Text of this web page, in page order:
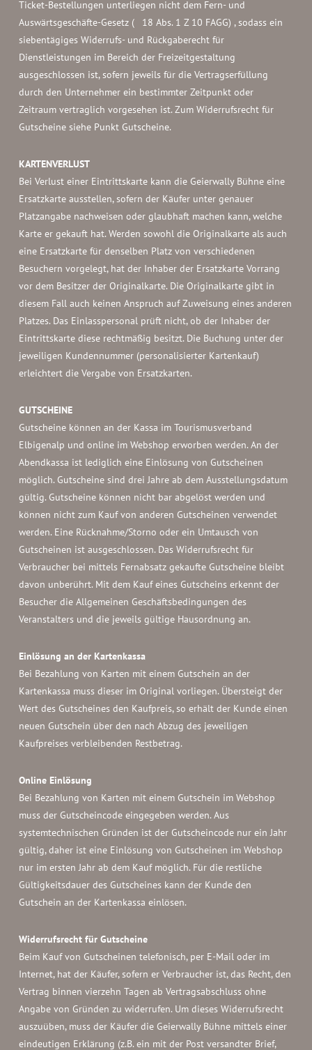
Ticket-Bestellungen unterliegen nicht dem Fern- und
Auswärtsgeschäfte-Gesetz ( 18 Abs. 1 Z 10 FAGG) , sodass ein
siebentägiges Widerrufs- und Rückgaberecht für
Dienstleistungen im Bereich der Freizeitgestaltung
ausgeschlossen ist, sofern jeweils für die Vertragserfüllung
durch den Unternehmer ein bestimmter Zeitpunkt oder
Zeitraum vertraglich vorgesehen ist. Zum Widerrufsrecht für
Gutscheine siehe Punkt Gutscheine.
KARTENVERLUST
Bei Verlust einer Eintrittskarte kann die Geierwally Bühne eine
Ersatzkarte ausstellen, sofern der Käufer unter genauer
Platzangabe nachweisen oder glaubhaft machen kann, welche
Karte er gekauft hat. Werden sowohl die Originalkarte als auch
eine Ersatzkarte für denselben Platz von verschiedenen
Besuchern vorgelegt, hat der Inhaber der Ersatzkarte Vorrang
vor dem Besitzer der Originalkarte. Die Originalkarte gibt in
diesem Fall auch keinen Anspruch auf Zuweisung eines anderen
Platzes. Das Einlasspersonal prüft nicht, ob der Inhaber der
Eintrittskarte diese rechtmäßig besitzt. Die Buchung unter der
jeweiligen Kundennummer (personalisierter Kartenkauf)
erleichtert die Vergabe von Ersatzkarten.
GUTSCHEINE
Gutscheine können an der Kassa im Tourismusverband
Elbigenalp und online im Webshop erworben werden. An der
Abendkassa ist lediglich eine Einlösung von Gutscheinen
möglich. Gutscheine sind drei Jahre ab dem Ausstellungsdatum
gültig. Gutscheine können nicht bar abgelöst werden und
können nicht zum Kauf von anderen Gutscheinen verwendet
werden. Eine Rücknahme/Storno oder ein Umtausch von
Gutscheinen ist ausgeschlossen. Das Widerrufsrecht für
Verbraucher bei mittels Fernabsatz gekaufte Gutscheine bleibt
davon unberührt. Mit dem Kauf eines Gutscheins erkennt der
Besucher die Allgemeinen Geschäftsbedingungen des
Veranstalters und die jeweils gültige Hausordnung an.
Einlösung an der Kartenkassa
Bei Bezahlung von Karten mit einem Gutschein an der
Kartenkassa muss dieser im Original vorliegen. Übersteigt der
Wert des Gutscheines den Kaufpreis, so erhält der Kunde einen
neuen Gutschein über den nach Abzug des jeweiligen
Kaufpreises verbleibenden Restbetrag.
Online Einlösung
Bei Bezahlung von Karten mit einem Gutschein im Webshop
muss der Gutscheincode eingegeben werden. Aus
systemtechnischen Gründen ist der Gutscheincode nur ein Jahr
gültig, daher ist eine Einlösung von Gutscheinen im Webshop
nur im ersten Jahr ab dem Kauf möglich. Für die restliche
Gültigkeitsdauer des Gutscheines kann der Kunde den
Gutschein an der Kartenkassa einlösen.
Widerrufsrecht für Gutscheine
Beim Kauf von Gutscheinen telefonisch, per E-Mail oder im
Internet, hat der Käufer, sofern er Verbraucher ist, das Recht, den
Vertrag binnen vierzehn Tagen ab Vertragsabschluss ohne
Angabe von Gründen zu widerrufen. Um dieses Widerrufsrecht
auszuüben, muss der Käufer die Geierwally Bühne mittels einer
eindeutigen Erklärung (z.B. ein mit der Post versandter Brief,